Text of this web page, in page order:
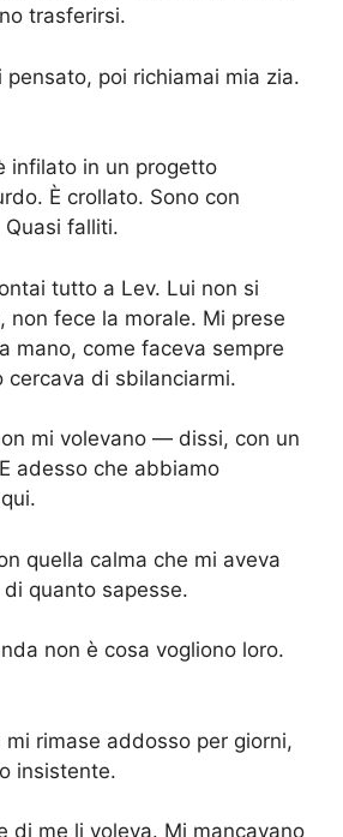
trasferirsi.
pensato, poi richiamai mia zia.
infilato in un progetto
È crollato. Sono con
Quasi falliti.
tutto a Lev. Lui non si
non fece la morale. Mi prese
mano, come faceva sempre
cercava di sbilanciarmi.
mi volevano — dissi, con un
adesso che abbiamo
quella calma che mi aveva
quanto sapesse.
non è cosa vogliono loro.
rimase addosso per giorni,
insistente.
di me li voleva. Mi mancavano